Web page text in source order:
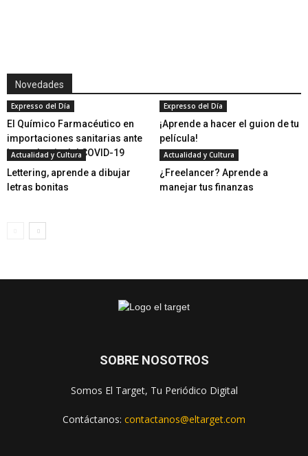
Novedades
Expresso del Día
El Químico Farmacéutico en
importaciones sanitarias ante
la pandemia del COVID-19
Expresso del Día
¡Aprende a hacer el guion de tu
película!
Actualidad y Cultura
Lettering, aprende a dibujar
letras bonitas
Actualidad y Cultura
¿Freelancer? Aprende a
manejar tus finanzas
SOBRE NOSOTROS
Somos El Target, Tu Periódico Digital
Contáctanos: contactanos@eltarget.com